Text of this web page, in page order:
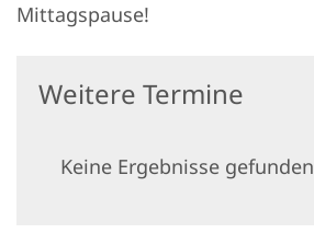
Mittagspause!
Weitere Termine
Keine Ergebnisse gefunden